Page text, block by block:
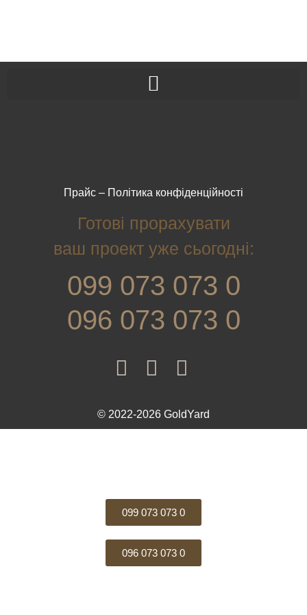
Прайс – Політика конфіденційності
Готові прорахувати
ваш проект уже сьогодні:
099 073 073 0
096 073 073 0
© 2022-2026 GoldYard
099 073 073 0
096 073 073 0